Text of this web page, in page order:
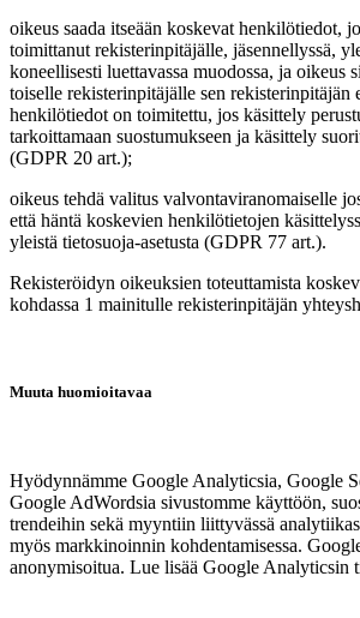
oikeus saada itseään koskevat henkilötiedot,
toimittanut rekisterinpitäjälle, jäsennellyssä,
koneellisesti luettavassa muodossa, ja oikeus
toiselle rekisterinpitäjälle sen rekisterinpitäjän
henkilötiedot on toimitettu, jos käsittely
tarkoittamaan suostumukseen ja käsittely
(GDPR 20 art.);
oikeus tehdä valitus valvontaviranomaiselle
että häntä koskevien henkilötietojen
yleistä tietosuoja-asetusta (GDPR 77 art.).
Rekisteröidyn oikeuksien toteuttamista
kohdassa 1 mainitulle rekisterinpitäjän
Muuta huomioitavaa
Hyödynnämme Google Analyticsia, Google
Google AdWordsia sivustomme käyttöön,
trendeihin sekä myyntiin liittyvässä
myös markkinoinnin kohdentamisessa.
anonymisoitua. Lue lisää Google Analyticsin